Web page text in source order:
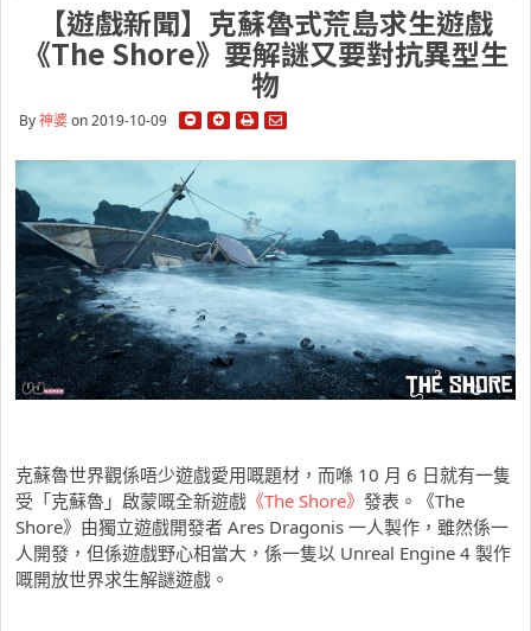
【遊戲新聞】克蘇魯式荒島求生遊戲
《The Shore》要解謎又要對抗異型生
物
By神婆on 2019-10-09
克蘇魯世界觀係唔少遊戲愛用嘅題材，而喺 10 月 6 日就有一隻
受「克蘇魯」啟蒙嘅全新遊戲 《The Shore》 發表。《The
Shore》由獨立遊戲開發者 Ares Dragonis 一人製作，雖然係一
人開發，但係遊戲野心相當大，係一隻以 Unreal Engine 4 製作
嘅開放世界求生解謎遊戲。